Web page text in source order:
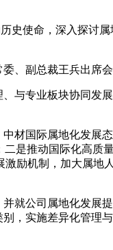
使命，深入探讨
、副总裁王兵出席会
专业板块协同发展
国际属地化发展
是推动国际化高质
励机制，加大属地
公司属地化发展
实施差异化管理